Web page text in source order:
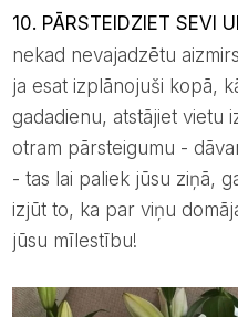
10. PĀRSTEIDZIET SEVI
nekad nevajadzētu
ja esat izplānojuši kopā,
gadadienu, atstājiet vietu
otram pārsteigumu -
- tas lai paliek jūsu ziņā,
izjūt to, ka par viņu
jūsu mīlestību!